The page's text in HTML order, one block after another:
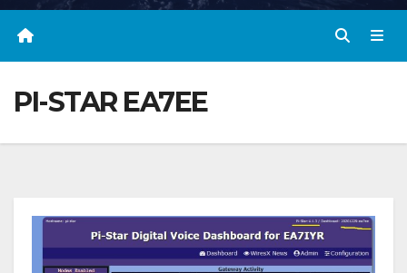
PI-STAR EA7EE